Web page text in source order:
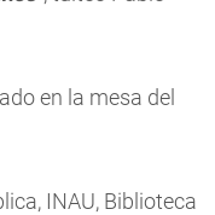
en la mesa del
INAU, Biblioteca